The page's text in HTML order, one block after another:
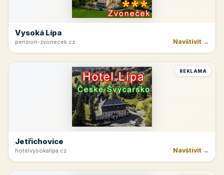
Vysoká Lípa
penzion-zvonecek.cz Navštívit →
REKLAMA
Jetřichovice
hotelvysokalipa.cz Navštívit →